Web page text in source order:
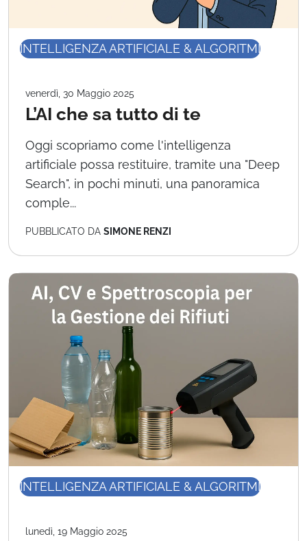
INTELLIGENZA ARTIFICIALE & ALGORITMI
venerdì, 30 Maggio 2025
L’AI che sa tutto di te
Oggi scopriamo come l'intelligenza
artificiale possa restituire, tramite una "Deep
Search", in pochi minuti, una panoramica
comple...
PUBBLICATO DA SIMONE RENZI
INTELLIGENZA ARTIFICIALE & ALGORITMI
lunedì, 19 Maggio 2025